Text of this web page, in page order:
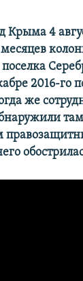
Крыма 4
месяцев
2016-го
же
там